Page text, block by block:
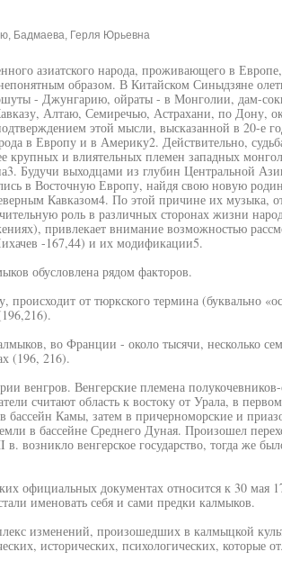
Бадмаева, Герля Юрьевна
азиатского народа, проживающего в
образом. В Китайском Синыдзяне
- Джунгарию, ойраты - в Монголии, дам-
Алтаю, Семиречью, Астрахани, по Дону,
этой мысли, высказанной в 20-е
в Европу и в Америку2. Действительно,
крупных и влиятельных племен западных
Будучи выходцами из глубин Центральной
в Восточную Европу, найдя свою новую
Кавказом4. По этой причине их музыка,
роль в различных сторонах жизни
привлекает внимание возможностью
-167,44) и их модификации5.
обусловлена рядом факторов.
от тюркского термина (буквально
во Франции - около тысячи, несколько
(196, 216).
венгров. Венгерские племена полукочевников-
считают область к востоку от Урала, в
бассейн Камы, затем в причерноморские и
в бассейне Среднего Дуная. Произошел
возникло венгерское государство, тогда же
официальных документах относится к 30 мая
именовать себя и сами предки калмыков.
изменений, произошедших в калмыцкой
исторических, психологических, которые